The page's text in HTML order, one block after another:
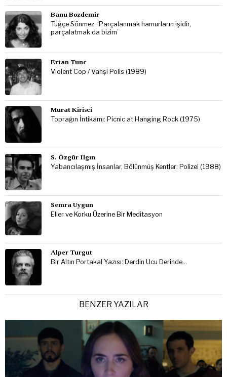
Banu Bozdemir
Tuğçe Sönmez: ‘Parçalanmak hamurların işidir,
parçalatmak da bizim’
Ertan Tunc
Violent Cop / Vahşi Polis (1989)
Murat Kirisci
Toprağın İntikamı: Picnic at Hanging Rock (1975)
S. Özgür Ilgın
Yabancılaşmış İnsanlar, Bölünmüş Kentler: Polizei (1988)
Semra Uygun
Eller ve Korku Üzerine Bir Meditasyon
Alper Turgut
Bir Altın Portakal Yazısı: Derdin Ucu Derinde…
BENZER YAZILAR